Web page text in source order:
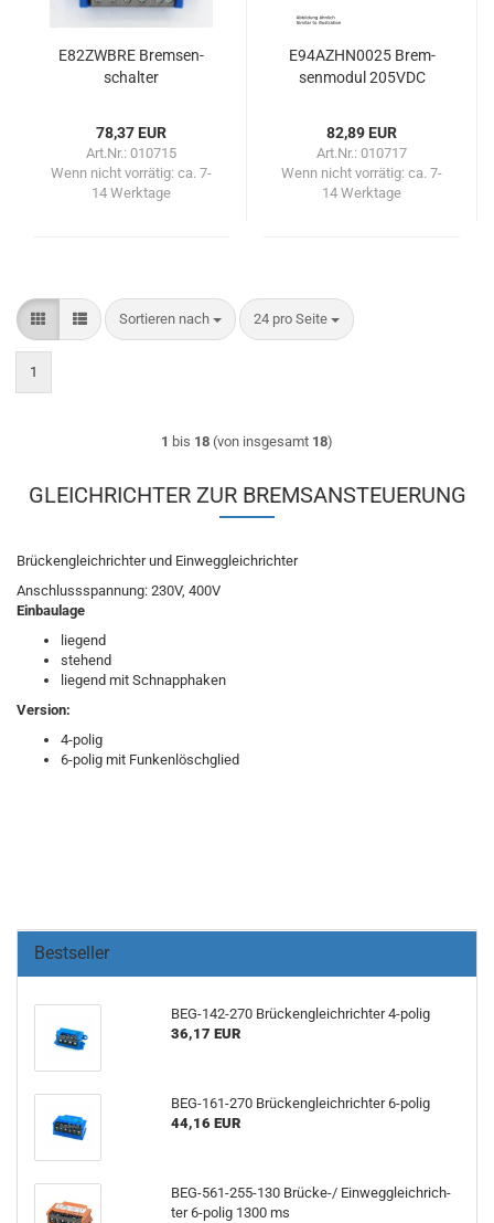
E82ZWBRE Brem­sen­
schal­ter
78,37 EUR
Art.Nr.: 010715
Wenn nicht vorrätig: ca. 7-
14 Werktage
E94AZHN0025 Brem­
sen­mo­dul 205VDC
82,89 EUR
Art.Nr.: 010717
Wenn nicht vorrätig: ca. 7-
14 Werktage
Sortieren nach
Sortieren nach 24 pro Seite
pro Seite
1
1 bis 18 (von insgesamt 18)
GLEICHRICHTER ZUR BREMSANSTEUERUNG
Brückengleichrichter und Einweggleichrichter
Anschlussspannung: 230V, 400V
Einbaulage
liegend
stehend
liegend mit Schnapphaken
Version:
4-polig
6-polig mit Funkenlöschglied
Bestseller
BEG-​142-270 Brü­cken­gleich­rich­ter 4-​polig
36,17 EUR
BEG-​161-270 Brü­cken­gleich­rich­ter 6-​polig
44,16 EUR
BEG-​561-255-130 Brücke-​/ Ein­weg­gleich­rich­
ter 6-​polig 1300 ms